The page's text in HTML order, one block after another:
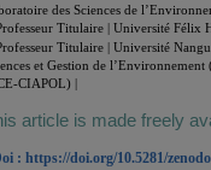
des Sciences de
Titulaire | Université Félix
Titulaire | Université
et Gestion de
CIAPOL) |
article is made freely
: https://doi.org/10.5281/